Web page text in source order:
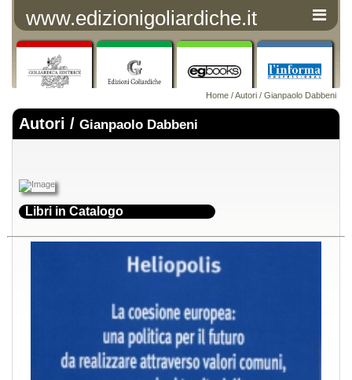
www.edizionigoliardiche.it
Home /Autori / Gianpaolo Dabbeni
Autori / Gianpaolo Dabbeni
Libri in Catalogo